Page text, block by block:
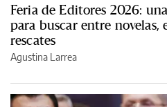
Feria de Editores 2026:
para buscar entre novelas,
rescates
Agustina Larrea